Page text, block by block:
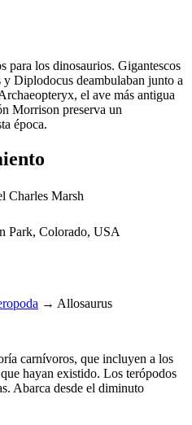
para los dinosaurios. Gigantescos
Diplodocus deambulaban junto a
el ave más antigua
Morrison preserva un
época.
Charles Marsh
Park, Colorado, USA
→ Allosaurus
carnívoros, que incluyen a los
hayan existido. Los terópodos
Abarca desde el diminuto